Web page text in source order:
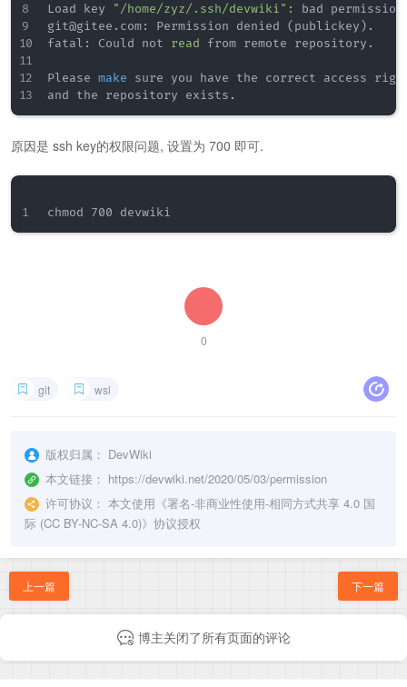
Load key
"/home/zyz/.ssh/devwiki" :
bad
git@gitee.com: Permission denied ( publickey ) .
fatal: Could not read from remote repository.
Please make sure you have the correct access
原因是 ssh key的权限问题, 设置为 700 即可.
0
git wsl
版权归属： DevWiki
本文链接： https://devwiki.net/2020/05/03/permission
许可协议： 本文使用《署名-非商业性使用-相同方式共享 4.0 国
际 (CC BY-NC-SA 4.0)》协议授权
上一篇 下一篇
博主关闭了所有页面的评论